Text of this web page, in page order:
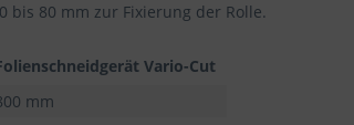
bis 80 mm zur Fixierung der Rolle.
Vario-Cut
mm